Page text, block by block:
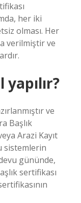
her iki
olması. Her
verilmiştir ve
yapılır?
ve
Başlık
Arazi Kayıt
sistemlerin
gününde,
sertifikası